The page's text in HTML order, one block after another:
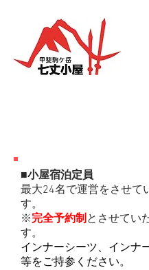
■小屋宿泊定員
最大24名で運営をさせて
す。
※完全予約制とさせてい
す。
インナーシーツ、インナ
等をご持参ください。